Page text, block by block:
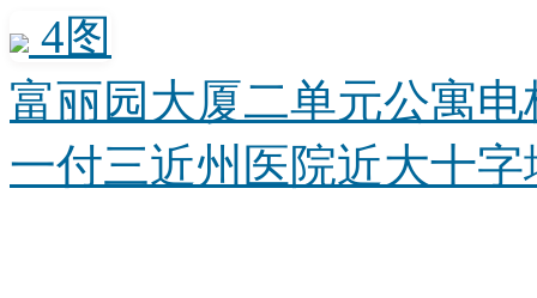
4图
富丽园大厦二单元公寓
一付三近州医院近大十字